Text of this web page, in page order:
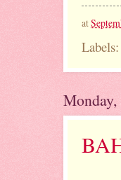
at
Labels:
Monday,